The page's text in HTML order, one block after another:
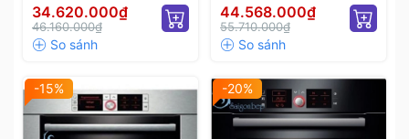
34.620.000₫
46.160.000₫
44.568.000₫
55.710.000₫
-15% -20%